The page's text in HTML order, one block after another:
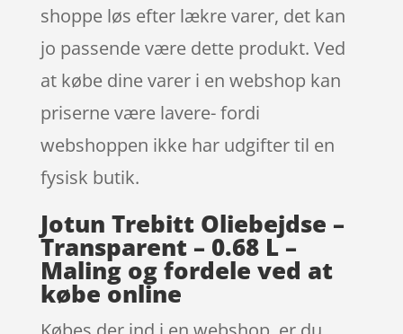
shoppe løs efter lækre varer, det kan
jo passende være dette produkt. Ved
at købe dine varer i en webshop kan
priserne være lavere- fordi
webshoppen ikke har udgifter til en
fysisk butik.
Jotun Trebitt Oliebejdse –
Transparent – 0.68 L –
Maling og fordele ved at
købe online